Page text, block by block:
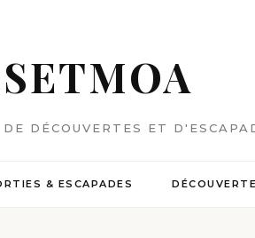
DÉCOUVERTES ET
& ESCAPADES